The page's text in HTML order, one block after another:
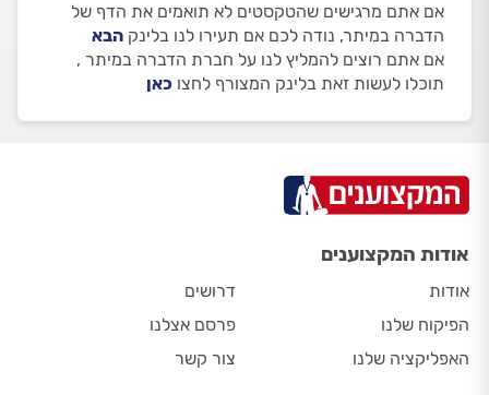
אם אתם מרגישים שהטקסטים לא תואמים את הדף של
הדברה במיתר, נודה לכם אם תעירו לנו בלינק הבא
אם אתם רוצים להמליץ לנו על חברת הדברה במיתר ,
תוכלו לעשות זאת בלינק המצורף לחצו כאן
אודות המקצוענים
אודות
הפיקוח שלנו
האפליקציה שלנו
דרושים
פרסם אצלנו
צור קשר